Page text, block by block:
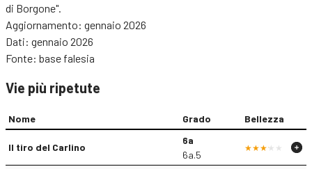
di Borgone".
Aggiornamento: gennaio 2026
Dati: gennaio 2026
Fonte: base falesia
Vie più ripetute
Nome Grado Bellezza
Il tiro del Carlino
6a
6a.5